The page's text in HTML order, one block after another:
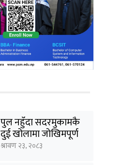
पुल नहुँदा सदरमुकामकै
दुई खोलामा जोखिमपूर्ण
यात्रा
श्रावण २३, २०८३